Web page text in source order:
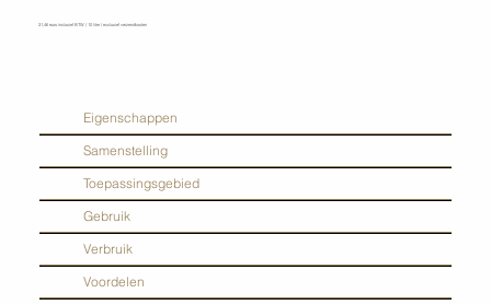
31,46 euro inclusief BTW / 10 liter / exclusief verzendkosten
Eigenschappen
Samenstelling
Toepassingsgebied
Gebruik
Verbruik
Voordelen